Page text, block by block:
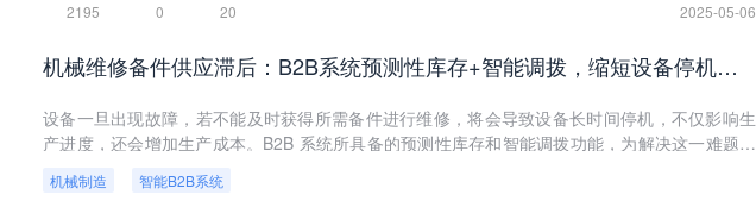
2195
0 20 2025-05-06
机械维修备件供应滞后：B2B系统预测性库存+智能调拨，缩短设备停机时间 40%
设备一旦出现故障，若不能及时获得所需备件进行维修，将会导致设备长时间停机，不仅影响生
产进度，还会增加生产成本。B2B 系统所具备的预测性库存和智能调拨功能，为解决这一难题提
机械制造
智能B2B系统